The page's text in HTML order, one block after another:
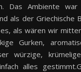
Das Ambiente war
als der Griechische
als wären wir
Gurken,
würzige,
alles